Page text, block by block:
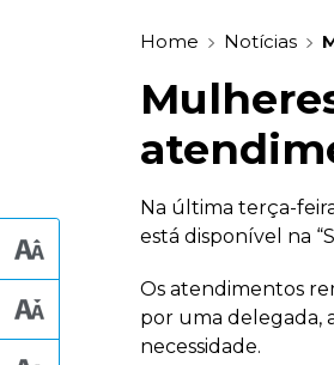
Home Notícias
Na última terça-
está disponível na
Os atendimentos
por uma delegada,
necessidade.